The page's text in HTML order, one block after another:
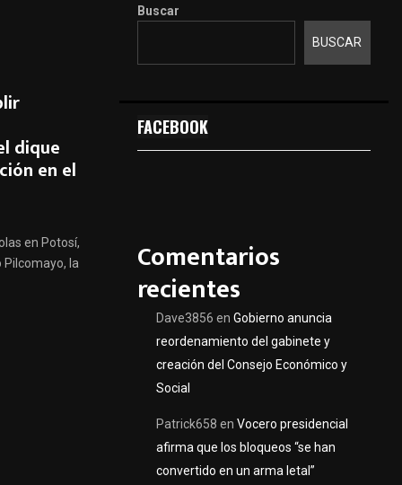
dique
en el
en Potosí,
la
Buscar
BUSCAR
FACEBOOK
Comentarios
recientes
Dave3856 en Gobierno anuncia
reordenamiento del gabinete y
creación del Consejo Económico y
Social
Patrick658 en Vocero presidencial
afirma que los bloqueos “se han
convertido en un arma letal”